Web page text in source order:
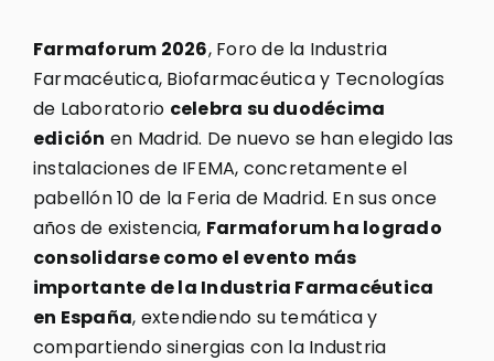
Farmaforum 2026, Foro de la Industria
Farmacéutica, Biofarmacéutica y Tecnologías
de Laboratorio celebra su duodécima
edición en Madrid. De nuevo se han elegido las
instalaciones de IFEMA, concretamente el
pabellón 10 de la Feria de Madrid. En sus once
años de existencia, Farmaforum ha logrado
consolidarse como el evento más
importante de la Industria Farmacéutica
en España, extendiendo su temática y
compartiendo sinergias con la Industria